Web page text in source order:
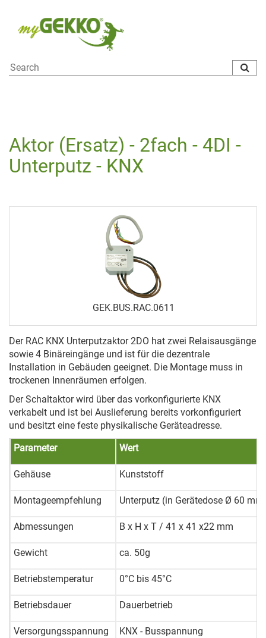
Aktor (Ersatz) - 2fach - 4DI -
Unterputz - KNX
GEK.BUS.RAC.0611
Der RAC KNX Unterputzaktor 2DO hat zwei Relaisausgänge
sowie 4 Binäreingänge und ist für die dezentrale
Installation in Gebäuden geeignet. Die Montage muss in
trockenen Innenräumen erfolgen.
Der Schaltaktor wird über das vorkonfigurierte KNX
verkabelt und ist bei Auslieferung bereits vorkonfiguriert
und besitzt eine feste physikalische Geräteadresse.
Parameter
Wert
Gehäuse Kunststoff
Montageempfehlung Unterputz (in Gerätedose Ø 60
Abmessungen B x H x T / 41 x 41 x22 mm
Gewicht ca. 50g
Betriebstemperatur 0°C bis 45°C
Betriebsdauer Dauerbetrieb
Versorgungsspannung KNX - Busspannung